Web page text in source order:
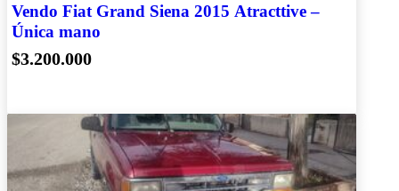
Vendo Fiat Grand Siena 2015 Atracttive –
Única mano
$3.200.000